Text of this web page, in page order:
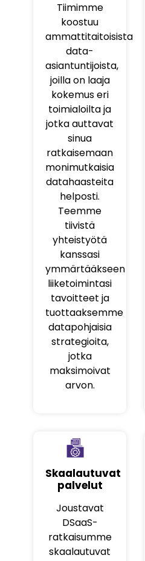
Tiimimme
koostuu
ammattitaitoisista
data-
asiantuntijoista,
joilla on laaja
kokemus eri
toimialoilta ja
jotka auttavat
sinua
ratkaisemaan
monimutkaisia
datahaasteita
helposti.
Teemme
tiivistä
yhteistyötä
kanssasi
ymmärtääkseen
liiketoimintasi
tavoitteet ja
tuottaaksemme
datapohjaisia
strategioita,
jotka
maksimoivat
arvon.
Skaalautuvat
palvelut
Joustavat
DSaaS-
ratkaisumme
skaalautuvat